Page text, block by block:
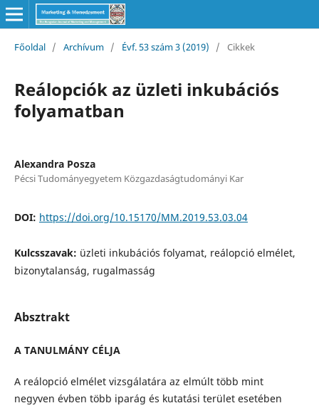
Főoldal / Archívum / Évf. 53 szám 3 (2019) / Cikkek
Reálopciók az üzleti inkubációs
folyamatban
Alexandra Posza
Pécsi Tudományegyetem Közgazdaságtudományi Kar
DOI: https://doi.org/10.15170/MM.2019.53.03.04
Kulcsszavak: üzleti inkubációs folyamat, reálopció elmélet,
bizonytalanság, rugalmasság
Absztrakt
A TANULMÁNY CÉLJA
A reálopció elmélet vizsgálatára az elmúlt több mint
negyven évben több iparág és kutatási terület esetében